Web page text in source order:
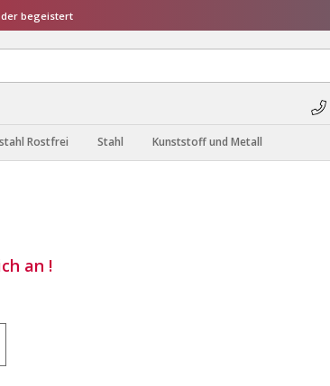
begeistert
Rostfrei Stahl Kunststoff und Metall
an !